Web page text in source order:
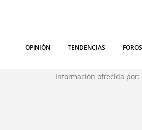
OPINIÓN TENDENCIAS FOROS
Información ofrecida por: